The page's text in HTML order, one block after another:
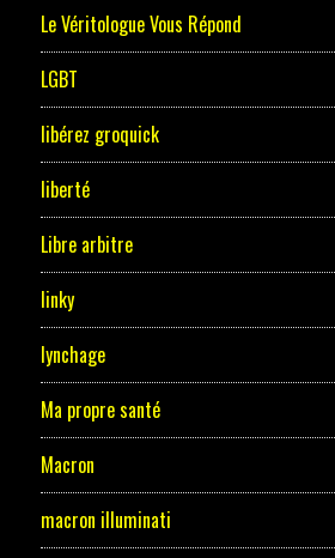
Le Véritologue Vous Répond
LGBT
libérez groquick
liberté
Libre arbitre
linky
lynchage
Ma propre santé
Macron
macron illuminati